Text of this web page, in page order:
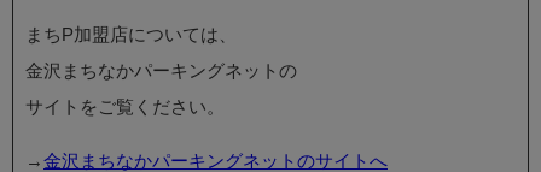
まちP加盟店については、
金沢まちなかパーキングネットの
サイトをご覧ください。
→ 金沢まちなかパーキングネットのサイトへ